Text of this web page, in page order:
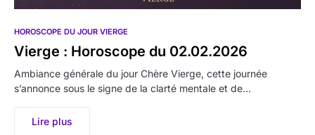
HOROSCOPE DU JOUR VIERGE
Vierge : Horoscope du 02.02.2026
Ambiance générale du jour Chère Vierge, cette journée
s’annonce sous le signe de la clarté mentale et de…
Lire plus